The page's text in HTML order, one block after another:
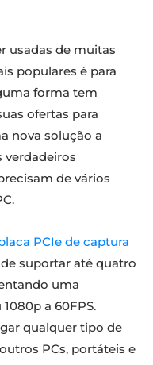
usadas de muitas
populares é para
forma tem
ofertas para
nova solução a
verdadeiros
de vários
PCIe de captura
suportar até quatro
uma
a 60FPS.
qualquer tipo de
PCs, portáteis e